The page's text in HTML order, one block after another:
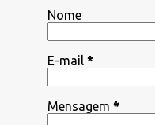
Nome
E-mail *
Mensagem *